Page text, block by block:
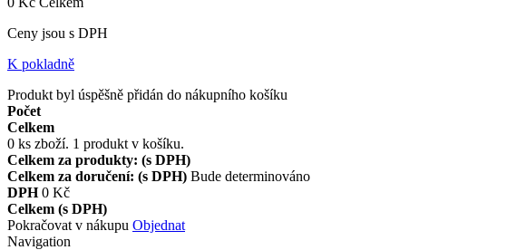
Ceny jsou s DPH
K pokladně
Produkt byl úspěšně přidán do nákupního košíku
Počet
Celkem
0 ks zboží. 1 produkt v košíku.
Celkem za produkty: (s DPH)
Celkem za doručení: (s DPH) Bude determinováno
DPH 0 Kč
Celkem (s DPH)
Pokračovat v nákupu Objednat
Navigation